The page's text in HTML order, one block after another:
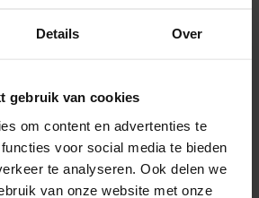
Details Over
gebruik van cookies
om content en advertenties te
voor social media te bieden
te analyseren. Ook delen we
van onze website met onze